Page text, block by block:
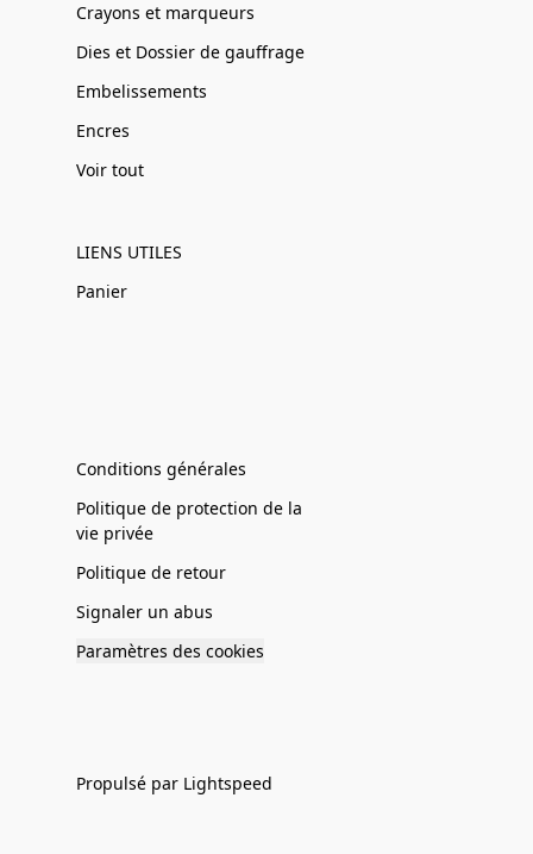
Crayons et marqueurs
Dies et Dossier de gauffrage
Embelissements
Encres
Voir tout
LIENS UTILES
Panier
Conditions générales
Politique de protection de la
vie privée
Politique de retour
Signaler un abus
Paramètres des cookies
Propulsé par Lightspeed